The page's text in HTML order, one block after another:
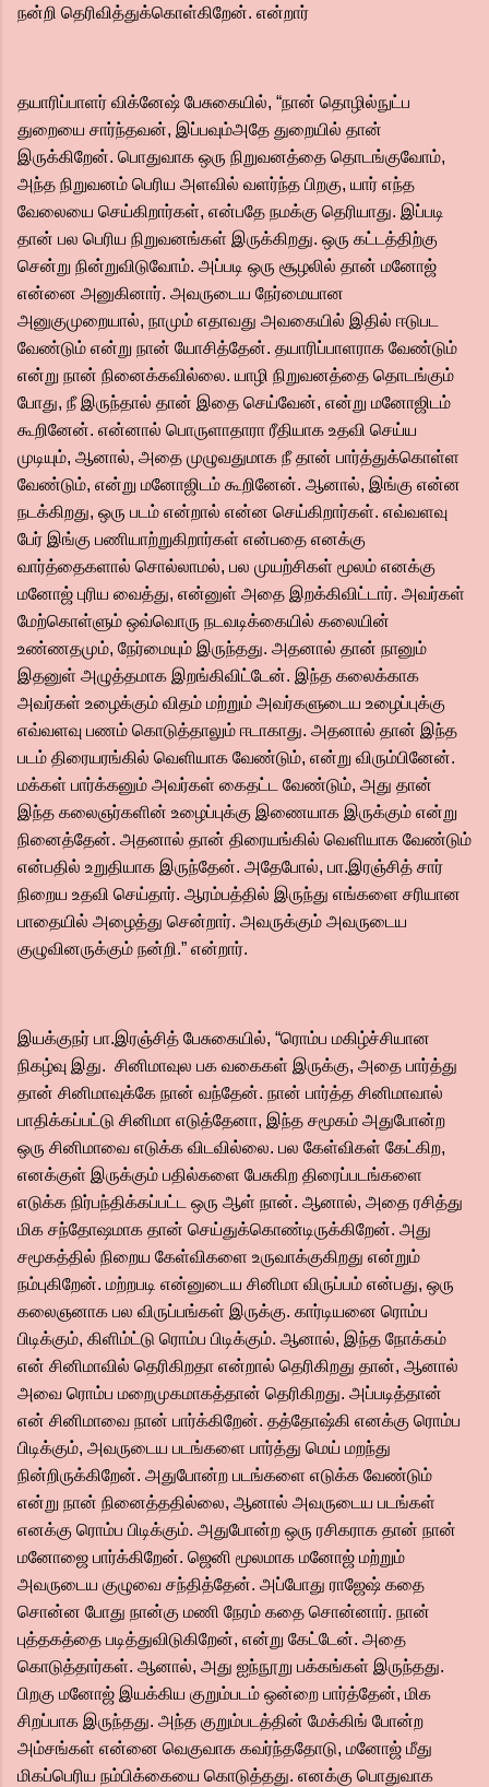
நன்றி தெரிவித்துக்கொள்கிறேன். என்றார்
தயாரிப்பாளர் விக்னேஷ் பேசுகையில், “நான் தொழில்நுட்ப
துறையை சார்ந்தவன், இப்பவும்அதே துறையில் தான்
இருக்கிறேன். பொதுவாக ஒரு நிறுவனத்தை தொடங்குவோம்,
அந்த நிறுவனம் பெரிய அளவில் வளர்ந்த பிறகு, யார் எந்த
வேலையை செய்கிறார்கள், என்பதே நமக்கு தெரியாது. இப்படி
தான் பல பெரிய நிறுவனங்கள் இருக்கிறது. ஒரு கட்டத்திற்கு
சென்று நின்றுவிடுவோம். அப்படி ஒரு சூழலில் தான் மனோஜ்
என்னை அனுகினார். அவருடைய நேர்மையான
அனுகுமுறையால், நாமும் எதாவது அவகையில் இதில் ஈடுபட
வேண்டும் என்று நான் யோசித்தேன். தயாரிப்பாளராக வேண்டும்
என்று நான் நினைக்கவில்லை. யாழி நிறுவனத்தை தொடங்கும்
போது, நீ இருந்தால் தான் இதை செய்வேன், என்று மனோஜிடம்
கூறினேன். என்னால் பொருளாதாரா ரீதியாக உதவி செய்ய
முடியும், ஆனால், அதை முழுவதுமாக நீ தான் பார்த்துக்கொள்ள
வேண்டும், என்று மனோஜிடம் கூறினேன். ஆனால், இங்கு என்ன
நடக்கிறது, ஒரு படம் என்றால் என்ன செய்கிறார்கள். எவ்வளவு
பேர் இங்கு பணியாற்றுகிறார்கள் என்பதை எனக்கு
வார்த்தைகளால் சொல்லாமல், பல முயற்சிகள் மூலம் எனக்கு
மனோஜ் புரிய வைத்து, என்னுள் அதை இறக்கிவிட்டார். அவர்கள்
மேற்கொள்ளும் ஒவ்வொரு நடவடிக்கையில் கலையின்
உண்ணதமும், நேர்மையும் இருந்தது. அதனால் தான் நானும்
இதனுள் அழுத்தமாக இறங்கிவிட்டேன். இந்த கலைக்காக
அவர்கள் உழைக்கும் விதம் மற்றும் அவர்களுடைய உழைப்புக்கு
எவ்வளவு பணம் கொடுத்தாலும் ஈடாகாது. அதனால் தான் இந்த
படம் திரையரங்கில் வெளியாக வேண்டும், என்று விரும்பினேன்.
மக்கள் பார்க்கனும் அவர்கள் கைதட்ட வேண்டும், அது தான்
இந்த கலைஞர்களின் உழைப்புக்கு இணையாக இருக்கும் என்று
நினைத்தேன். அதனால் தான் திரையங்கில் வெளியாக வேண்டும்
என்பதில் உறுதியாக இருந்தேன். அதேபோல், பா.இரஞ்சித் சார்
நிறைய உதவி செய்தார். ஆரம்பத்தில் இருந்து எங்களை சரியான
பாதையில் அழைத்து சென்றார். அவருக்கும் அவருடைய
குழுவினருக்கும் நன்றி.” என்றார்.
இயக்குநர் பா.இரஞ்சித் பேசுகையில், “ரொம்ப மகிழ்ச்சியான
நிகழ்வு இது. சினிமாவுல பக வகைகள் இருக்கு, அதை பார்த்து
தான் சினிமாவுக்கே நான் வந்தேன். நான் பார்த்த சினிமாவால்
பாதிக்கப்பட்டு சினிமா எடுத்தேனா, இந்த சமூகம் அதுபோன்ற
ஒரு சினிமாவை எடுக்க விடவில்லை. பல கேள்விகள் கேட்கிற,
எனக்குள் இருக்கும் பதில்களை பேசுகிற திரைப்படங்களை
எடுக்க நிர்பந்திக்கப்பட்ட ஒரு ஆள் நான். ஆனால், அதை ரசித்து
மிக சந்தோஷமாக தான் செய்துக்கொண்டிருக்கிறேன். அது
சமூகத்தில் நிறைய கேள்விகளை உருவாக்குகிறது என்றும்
நம்புகிறேன். மற்றபடி என்னுடைய சினிமா விருப்பம் என்பது, ஒரு
கலைஞனாக பல விருப்பங்கள் இருக்கு. கார்டியனை ரொம்ப
பிடிக்கும், கிளிம்ட்டு ரொம்ப பிடிக்கும். ஆனால், இந்த நோக்கம்
என் சினிமாவில் தெரிகிறதா என்றால் தெரிகிறது தான், ஆனால்
அவை ரொம்ப மறைமுகமாகத்தான் தெரிகிறது. அப்படித்தான்
என் சினிமாவை நான் பார்க்கிறேன். தத்தோஷ்கி எனக்கு ரொம்ப
பிடிக்கும், அவருடைய படங்களை பார்த்து மெய் மறந்து
நின்றிருக்கிறேன். அதுபோன்ற படங்களை எடுக்க வேண்டும்
என்று நான் நினைத்ததில்லை, ஆனால் அவருடைய படங்கள்
எனக்கு ரொம்ப பிடிக்கும். அதுபோன்ற ஒரு ரசிகராக தான் நான்
மனோஜை பார்க்கிறேன். ஜெனி மூலமாக மனோஜ் மற்றும்
அவருடைய குழுவை சந்தித்தேன். அப்போது ராஜேஷ் கதை
சொன்ன போது நான்கு மணி நேரம் கதை சொன்னார். நான்
புத்தகத்தை படித்துவிடுகிறேன், என்று கேட்டேன். அதை
கொடுத்தார்கள். ஆனால், அது ஐந்நூறு பக்கங்கள் இருந்தது.
பிறகு மனோஜ் இயக்கிய குறும்படம் ஒன்றை பார்த்தேன், மிக
சிறப்பாக இருந்தது. அந்த குறும்படத்தின் மேக்கிங் போன்ற
அம்சங்கள் என்னை வெகுவாக கவர்ந்ததோடு, மனோஜ் மீது
மிகப்பெரிய நம்பிக்கையை கொடுத்தது. எனக்கு பொதுவாக